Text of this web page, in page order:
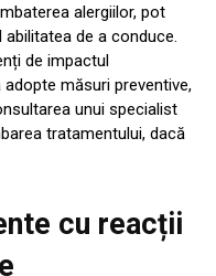
alergiilor, pot
de a conduce.
de impactul
măsuri preventive,
unui specialist
tratamentului, dacă
cu reacții